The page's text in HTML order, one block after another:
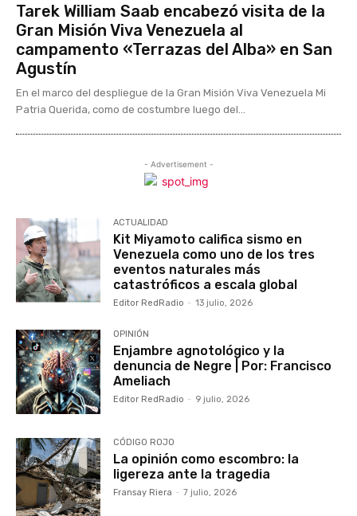
Tarek William Saab encabezó visita de la
Gran Misión Viva Venezuela al
campamento «Terrazas del Alba» en San
Agustín
En el marco del despliegue de la Gran Misión Viva Venezuela Mi
Patria Querida, como de costumbre luego del...
- Advertisement -
ACTUALIDAD
Kit Miyamoto califica sismo en
Venezuela como uno de los tres
eventos naturales más
catastróficos a escala global
Editor RedRadio - 13 julio, 2026
OPINIÓN
Enjambre agnotológico y la
denuncia de Negre | Por: Francisco
Ameliach
Editor RedRadio - 9 julio, 2026
CÓDIGO ROJO
La opinión como escombro: la
ligereza ante la tragedia
Fransay Riera - 7 julio, 2026